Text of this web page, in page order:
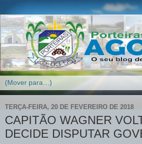
TERÇA-FEIRA, 20 DE FEVEREIRO DE 2018
CAPITÃO WAGNER
DECIDE DISPUTAR